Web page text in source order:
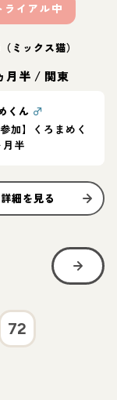
ライアル中
ミックス猫）
月半 / 関東
くん ♂
加】くろまめく
半
詳細を見る
72